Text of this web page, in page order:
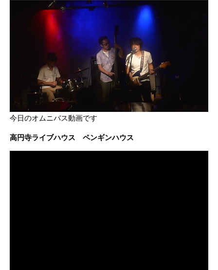
今日のオムニバス動画です
高円寺ライブハウス ペンギンハウス